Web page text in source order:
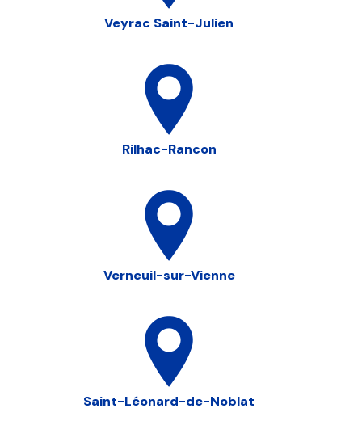
Veyrac Saint-Julien
Rilhac-Rancon
Verneuil-sur-Vienne
Saint-Léonard-de-Noblat